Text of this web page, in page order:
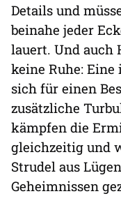
Details und
beinahe jeder
lauert. Und auch
keine Ruhe:
sich für einen
zusätzliche
kämpfen die
gleichzeitig und
Strudel aus
Geheimnissen